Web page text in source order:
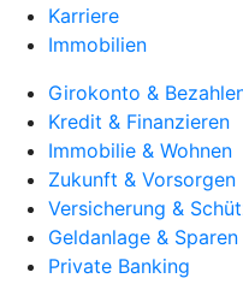
Karriere
Immobilien
Girokonto &
Kredit & Finanzieren
Immobilie & Wohnen
Zukunft & Vorsorgen
Versicherung &
Geldanlage & Sparen
Private Banking